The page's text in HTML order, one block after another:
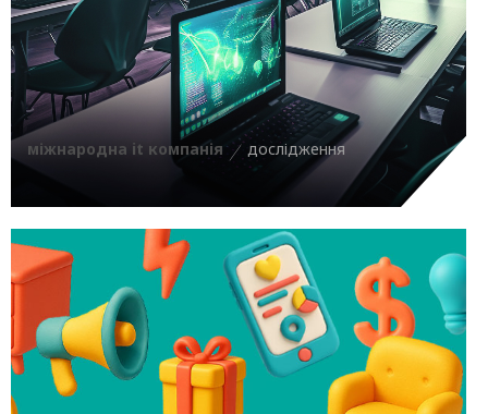
міжнародна it компанія дослідження